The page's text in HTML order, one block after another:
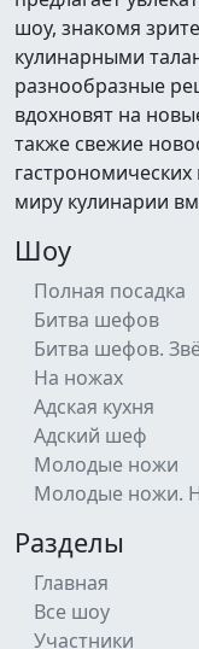
шоу, знакомя
кулинарными
разнообразные
вдохновят на
также свежие
миру кулинарии
Шоу
Полная посадка
Битва шефов
Битва шефов.
На ножах
Адская кухня
Адский шеф
Молодые ножи
Молодые ножи.
Разделы
Главная
Все шоу
Участники